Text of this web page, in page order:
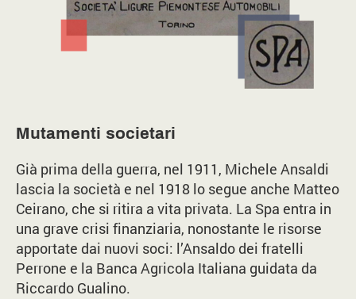
Mutamenti societari
Già prima della guerra, nel 1911, Michele Ansaldi
lascia la società e nel 1918 lo segue anche Matteo
Ceirano, che si ritira a vita privata. La Spa entra in
una grave crisi finanziaria, nonostante le risorse
apportate dai nuovi soci: l’Ansaldo dei fratelli
Perrone e la Banca Agricola Italiana guidata da
Riccardo Gualino.